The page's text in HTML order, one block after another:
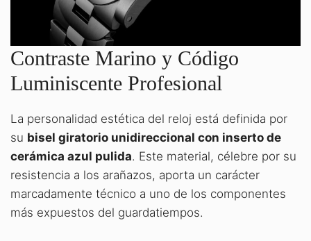
Contraste Marino y Código
Luminiscente Profesional
La personalidad estética del reloj está definida por
su bisel giratorio unidireccional con inserto de
cerámica azul pulida. Este material, célebre por su
resistencia a los arañazos, aporta un carácter
marcadamente técnico a uno de los componentes
más expuestos del guardatiempos.